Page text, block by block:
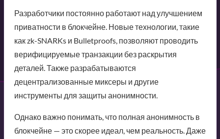
Разработчики постоянно работают над улучшением
приватности в блокчейне. Новые технологии, такие
как zk-SNARKs и Bulletproofs, позволяют проводить
верифицируемые транзакции без раскрытия
деталей. Также разрабатываются
децентрализованные миксеры и другие
инструменты для защиты анонимности.
Однако важно понимать, что полная анонимность в
блокчейне — это скорее идеал, чем реальность. Даже